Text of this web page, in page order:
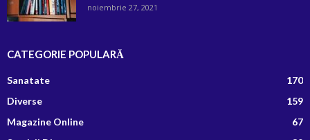
noiembrie 27, 2021
CATEGORIE POPULARĂ
Sanatate
170
Diverse
159
Magazine Online
67